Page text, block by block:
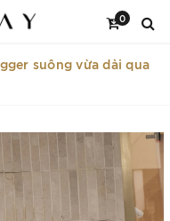
0
suông vừa dài qua